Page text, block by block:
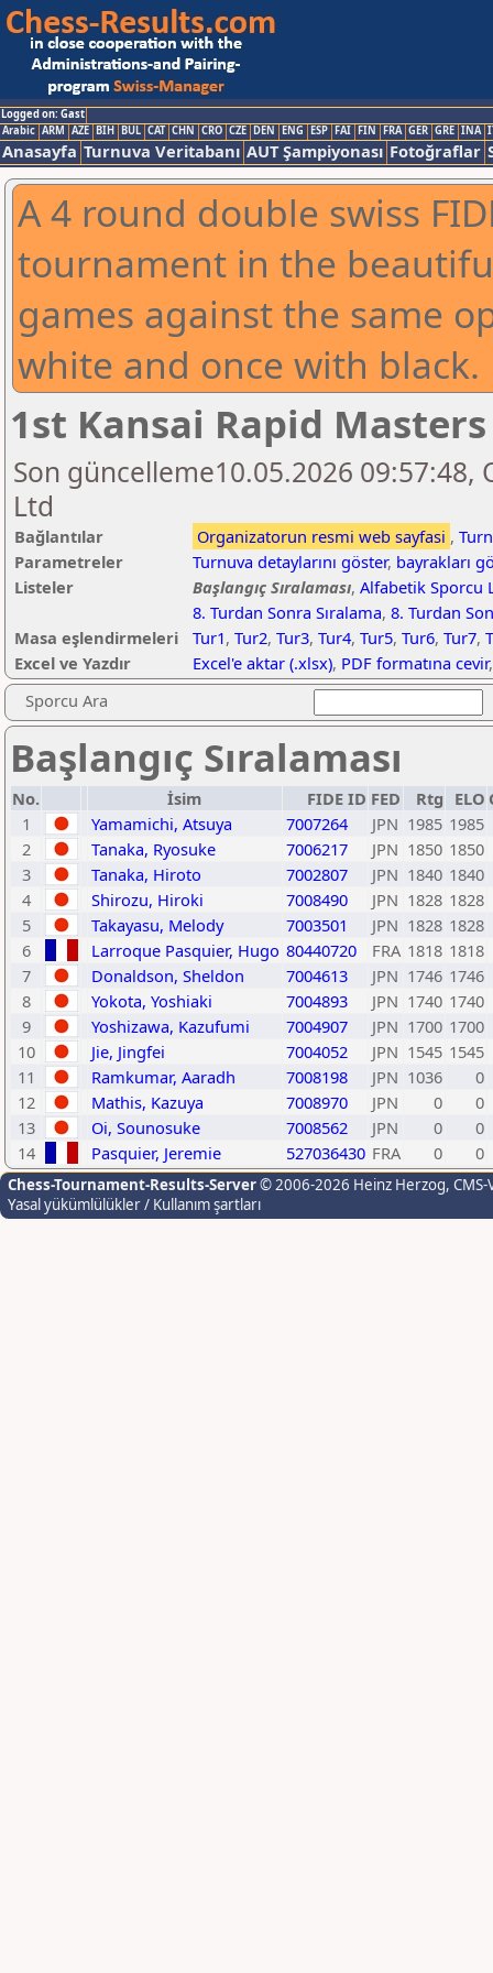
Logged on: Gast
Arabic ARM AZE BIH BUL CAT CHN CRO CZE DEN ENG ESP FAI FIN FRA GER GRE INA
Anasayfa Turnuva Veritabanı AUT Şampiyonası Fotoğraflar
A 4 round double swiss
tournament in the
games against the same
white and once with black.
1st Kansai Rapid Masters
Son güncelleme10.05.2026 09:57:48,
Ltd
Bağlantılar Organizatorun resmi web sayfasi ,
Parametreler
Turnuva detaylarını göster, bayrakları
Listeler
Başlangıç Sıralaması, Alfabetik Sporcu
8. Turdan Sonra Sıralama, 8. Turdan
Masa eşlendirmeleri
Tur1, Tur2, Tur3, Tur4, Tur5, Tur6, Tur7,
Excel ve Yazdır
Excel'e aktar (.xlsx), PDF formatına cevir
Sporcu Ara
Başlangıç Sıralaması
No. İsim FIDE ID FED Rtg ELO
1
Yamamichi, Atsuya 7007264 JPN 1985 1985
2
Tanaka, Ryosuke 7006217 JPN 1850 1850
3
Tanaka, Hiroto 7002807 JPN 1840 1840
4
Shirozu, Hiroki 7008490 JPN 1828 1828
5
Takayasu, Melody 7003501 JPN 1828 1828
6
Larroque Pasquier, Hugo 80440720 FRA 1818 1818
7
Donaldson, Sheldon 7004613 JPN 1746 1746
8
Yokota, Yoshiaki 7004893 JPN 1740 1740
9
Yoshizawa, Kazufumi 7004907 JPN 1700 1700
10
Jie, Jingfei 7004052 JPN 1545 1545
11
Ramkumar, Aaradh 7008198 JPN 1036
0
12
Mathis, Kazuya 7008970 JPN 0
0
13
Oi, Sounosuke 7008562 JPN 0
0
14
Pasquier, Jeremie 527036430 FRA 0 0
Chess-Tournament-Results-Server© 2006-2026 Heinz Herzog,
Yasal yükümlülükler / Kullanım şartları